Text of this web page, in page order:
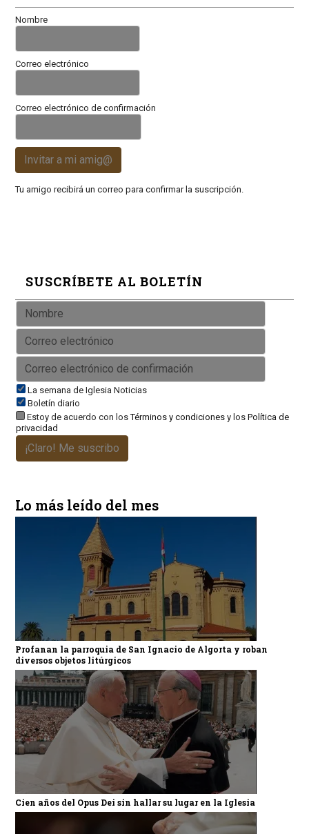
Nombre
Correo electrónico
Correo electrónico de confirmación
Invitar a mi amig@
Tu amigo recibirá un correo para confirmar la suscripción.
SUSCRÍBETE AL BOLETÍN
La semana de Iglesia Noticias
Boletín diario
Estoy de acuerdo con losTérminos y condicionesy los Política de
privacidad
¡Claro! Me suscribo
Lo más leído del mes
Profanan la parroquia de San Ignacio de Algorta y roban
diversos objetos litúrgicos
Cien años del Opus Dei sin hallar su lugar en la Iglesia